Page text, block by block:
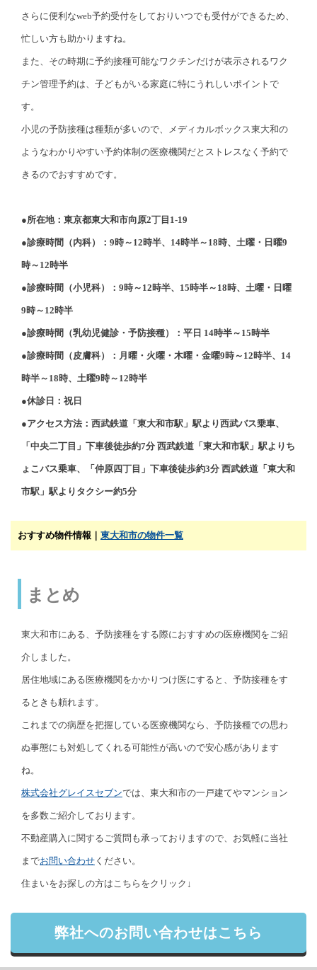
さらに便利なweb予約受付をしておりいつでも受付ができるため、
忙しい方も助かりますね。
また、その時期に予約接種可能なワクチンだけが表示されるワク
チン管理予約は、子どもがいる家庭に特にうれしいポイントで
す。
小児の予防接種は種類が多いので、メディカルボックス東大和の
ようなわかりやすい予約体制の医療機関だとストレスなく予約で
きるのでおすすめです。
●所在地：東京都東大和市向原2丁目1-19
●診療時間（内科）：9時～12時半、14時半～18時、土曜・日曜9
時～12時半
●診療時間（小児科）：9時～12時半、15時半～18時、土曜・日曜
9時～12時半
●診療時間（乳幼児健診・予防接種）：平日 14時半～15時半
●診療時間（皮膚科）：月曜・火曜・木曜・金曜9時～12時半、14
時半～18時、土曜9時～12時半
●休診日：祝日
●アクセス方法：西武鉄道「東大和市駅」駅より西武バス乗車、
「中央二丁目」下車後徒歩約7分 西武鉄道「東大和市駅」駅よりち
ょこバス乗車、「仲原四丁目」下車後徒歩約3分 西武鉄道「東大和
市駅」駅よりタクシー約5分
おすすめ物件情報｜ 東大和市の物件一覧
まとめ
東大和市にある、予防接種をする際におすすめの医療機関をご紹
介しました。
居住地域にある医療機関をかかりつけ医にすると、予防接種をす
るときも頼れます。
これまでの病歴を把握している医療機関なら、予防接種での思わ
ぬ事態にも対処してくれる可能性が高いので安心感があります
ね。
株式会社グレイスセブンでは、東大和市の一戸建てやマンション
を多数ご紹介しております。
不動産購入に関するご質問も承っておりますので、お気軽に当社
までお問い合わせ ください。
住まいをお探しの方はこちらをクリック↓
弊社へのお問い合わせはこちら